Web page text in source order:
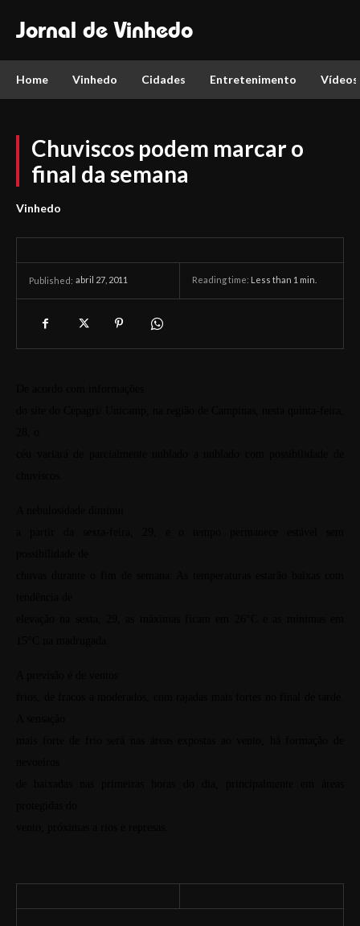
Jornal de Vinhedo
Home Vinhedo Cidades Entretenimento Vídeos
Chuviscos podem marcar o
final da semana
Vinhedo
Published: abril 27, 2011 Reading time: Less than 1 min.